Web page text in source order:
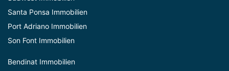
Santa Ponsa Immobilien
Port Adriano Immobilien
Son Font Immobilien
Bendinat Immobilien